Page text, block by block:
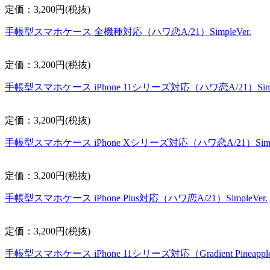
定価：3,200円(税抜)
手帳型スマホケース 全機種対応（ハワ恋A/21）SimpleVer.
定価：3,200円(税抜)
手帳型スマホケース iPhone 11シリーズ対応（ハワ恋A/21）
定価：3,200円(税抜)
手帳型スマホケース iPhone Xシリーズ対応（ハワ恋A/21）
定価：3,200円(税抜)
手帳型スマホケース iPhone Plus対応（ハワ恋A/21）SimpleVer.
定価：3,200円(税抜)
手帳型スマホケース iPhone 11シリーズ対応（Gradient